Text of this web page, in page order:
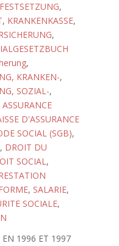
,
, KRANKENKASSE,
,
,
KRANKEN-,
SOZIAL-,
ASSURANCE
D'ASSURANCE
SOCIAL (SGB),
, DROIT DU
SOCIAL,
, SALARIE,
SOCIALE,
EN 1996 ET 1997